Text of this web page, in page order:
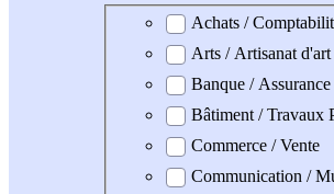
Domaine professionel
Achats /
Arts / Artisanat d'art
Banque / Assurance
Bâtiment / Travaux
Commerce / Vente
Communication /